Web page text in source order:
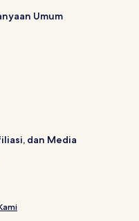
View Golf Club
Trade Center
Bandung
Sari Dago
Kebugaran di Babakan Ciamis
Denis Bank
Ciamis
Umum
dan Media